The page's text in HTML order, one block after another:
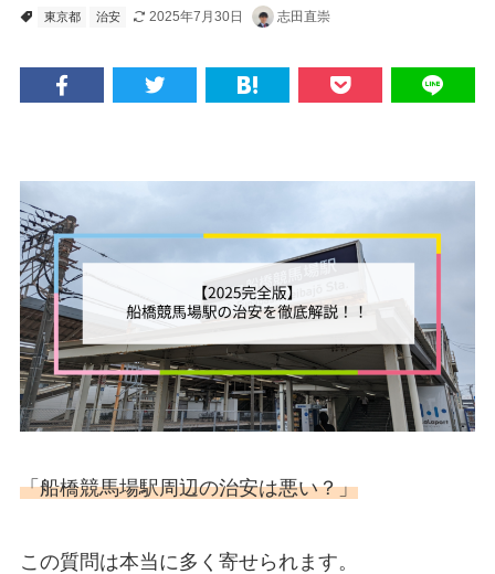
東京都 治安 2025年7月30日 志田直崇
「船橋競馬場駅周辺の治安は悪い？」
この質問は本当に多く寄せられます。